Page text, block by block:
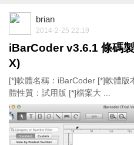
brian
2014-2-25 22:19
iBarCoder v3.6.1 條碼
X)
[*]軟體名稱：iBarCoder [*]軟體
體性質：試用版 [*]檔案大 ...